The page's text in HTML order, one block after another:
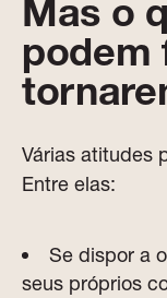
Mas o
podem
Várias atitudes
Entre elas:
Se dispor a
seus próprios